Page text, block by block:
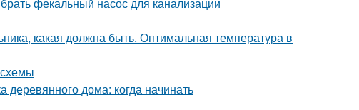
какая должна быть. Оптимальная температура в
дома: когда начинать